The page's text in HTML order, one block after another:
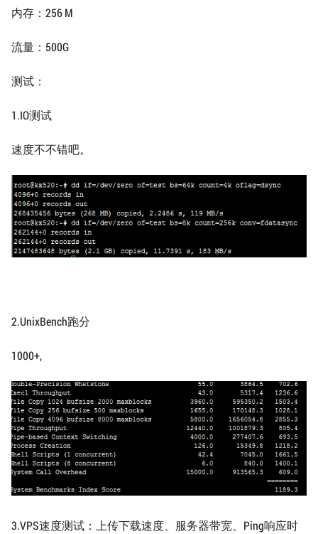
内存：256 M
流量：500G
测试：
1.IO测试
速度不不错吧。
2.UnixBench跑分
1000+,
3.VPS速度测试：上传下载速度、服务器带宽、Ping响应时